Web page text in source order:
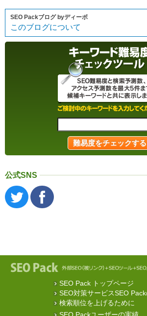
SEO Packブログ byディーボ
このブログについて
公式SNS
SEO Pack トップページ
SEO対策サービスSEO
検索順位を上げるために